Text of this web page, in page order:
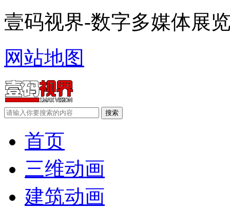
壹码视界-数字多媒体展
网站地图
首页
三维动画
建筑动画